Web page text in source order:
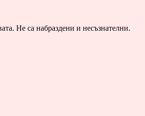
Не са набраздени и несъзнателни.